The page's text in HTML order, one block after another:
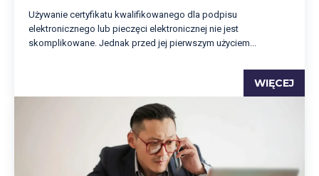
Używanie certyfikatu kwalifikowanego dla podpisu
elektronicznego lub pieczęci elektronicznej nie jest
skomplikowane. Jednak przed jej pierwszym użyciem...
WIĘCEJ